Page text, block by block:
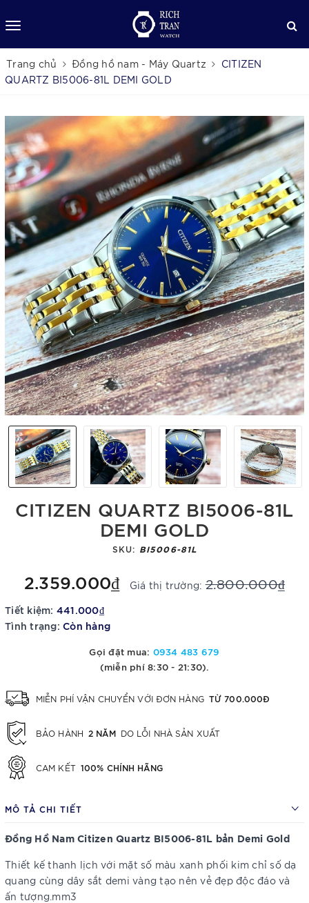
Trang chủ Đồng hồ nam - Máy Quartz
CITIZEN
QUARTZ BI5006-81L DEMI GOLD
CITIZEN QUARTZ BI5006-81L
DEMI GOLD
SKU: BI5006-81L
2.359.000₫ Giá thị trường:2.800.000₫
Tiết kiệm: 441.000₫
Tình trạng: Còn hàng
Gọi đặt mua: 0934 483 679
(miễn phí 8:30 - 21:30).
MIỄN PHÍ VẬN CHUYỂN VỚI ĐƠN HÀNG TỪ 700.000Đ
BẢO HÀNH 2 NĂM DO LỖI NHÀ SẢN XUẤT
CAM KẾT 100% CHÍNH HÃNG
MÔ TẢ CHI TIẾT
Đồng Hồ Nam Citizen Quartz BI5006-81L bản Demi Gold
Thiết kế thanh lịch với mặt số màu xanh phối kim chỉ số dạ
quang cùng dây sắt demi vàng tạo nên vẻ đẹp độc đáo và
ấn tượng.mm3